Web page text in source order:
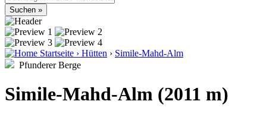
Startseite › Hütten › Simile-Mahd-Alm
Pfunderer Berge
Simile-Mahd-Alm (2011 m)